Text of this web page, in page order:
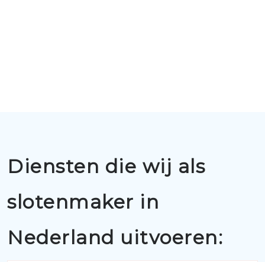
Diensten die wij als
slotenmaker in
Nederland uitvoeren: